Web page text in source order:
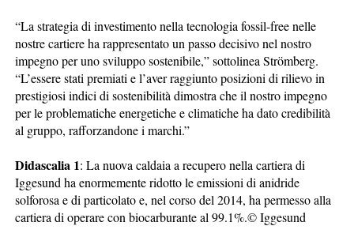
“La strategia di investimento nella tecnologia fossil-free nelle
nostre cartiere ha rappresentato un passo decisivo nel nostro
impegno per uno sviluppo sostenibile,” sottolinea Strömberg.
“L’essere stati premiati e l’aver raggiunto posizioni di rilievo in
prestigiosi indici di sostenibilità dimostra che il nostro impegno
per le problematiche energetiche e climatiche ha dato credibilità
al gruppo, rafforzandone i marchi.”
Didascalia 1: La nuova caldaia a recupero nella cartiera di
Iggesund ha enormemente ridotto le emissioni di anidride
solforosa e di particolato e, nel corso del 2014, ha permesso alla
cartiera di operare con biocarburante al 99.1%.© Iggesund